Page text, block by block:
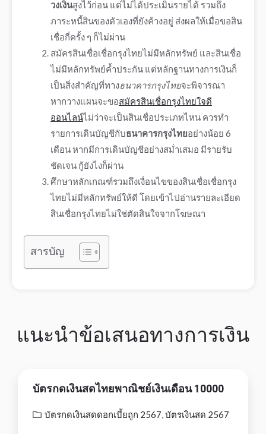
วงเงินสูงไว้ก่อน แต่ไม่ได้ประเมินรายได้ รวมถึง
ภาระหนี้สินของตัวเองที่ยังค้างอยู่ ส่งผลให้เมื่อขอสิน
เชื่อกี่ครั้ง ๆ ก็ไม่ผ่าน
สมัครสินเชื่อเชื่อกรุงไทยไม่มีหลักทรัพย์ และสินเชื่อ
ไม่มีหลักทรัพย์ค้ำประกัน แต่หลักฐานทางการเงินก็
เป็นสิ่งสำคัญที่ทางธนาคารกรุงไทยจะพิจารณา
หากวางแผนจะขอสมัครสินเชื่อกรุงไทยใจดี
ออนไลน์ไม่ว่าจะเป็นสินเชื่อประเภทไหน ควรทำ
รายการเดินบัญชีกับธนาคารกรุงไทยอย่างน้อย 6
เดือน หากมีการเดินบัญชีอย่างสม่ำเสมอ มีรายรับ
ชัดเจน กู้ยังไงก็ผ่าน
ศึกษาหลักเกณฑ์รวมถึงเงื่อนไขของสินเชื่อเชื่อกรุง
ไทยไม่มีหลักทรัพย์ให้ดี โดยเข้าไปอ่านรายละเอียด
สินเชื่อกรุงไทยไม่ใช่ตัดสินใจจากโฆษณา
สารบัญ
แนะนำข้อเสนอทางการเงิน
บัตรกดเงินสดไทยพาณิชย์เงินเดือน 10000
บัตรกดเงินสดดอกเบี้ยถูก 2567,บัตรเงินสด 2567